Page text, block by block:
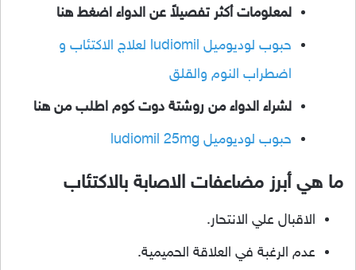
لمعلومات أكثر تفصيلاً عن الدواء اضغط هنا
حبوب لوديوميل ludiomil لعلاج الاكتئاب و
اضطراب النوم والقلق
لشراء الدواء من روشتة دوت كوم اطلب من هنا
حبوب لوديوميل ludiomil 25mg
ما هي أبرز مضاعفات الاصابة بالاكتئاب
الاقبال علي الانتحار.
عدم الرغبة في العلاقة الحميمية.